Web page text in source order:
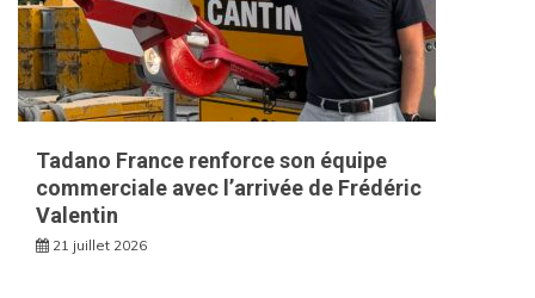
Tadano France renforce son équipe
commerciale avec l’arrivée de Frédéric
Valentin
21 juillet 2026